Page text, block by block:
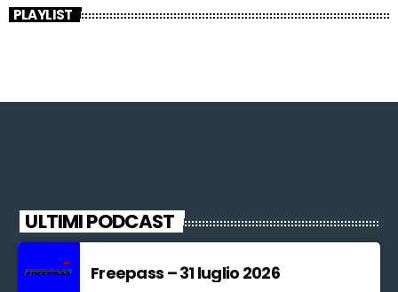
PLAYLIST
ULTIMI PODCAST
Freepass – 31 luglio 2026